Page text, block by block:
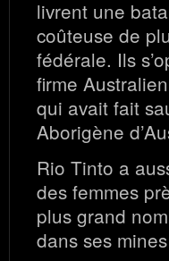
livrent une
coûteuse de
fédérale. Ils
firme
qui avait fait
Aborigène
Rio Tinto a
des femmes
plus grand
dans ses